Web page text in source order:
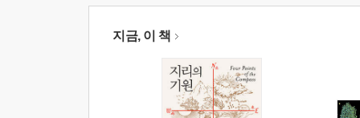
지금, 이 책